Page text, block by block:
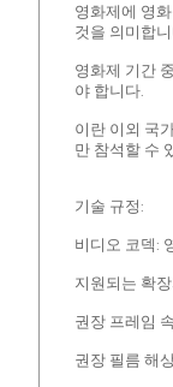
영화제에 영
것을 의미합니
영화제 기간
야 합니다.
이란 이외 국
만 참석할 수
기술 규정:
비디오 코덱:
지원되는 확
권장 프레임
권장 필름 해